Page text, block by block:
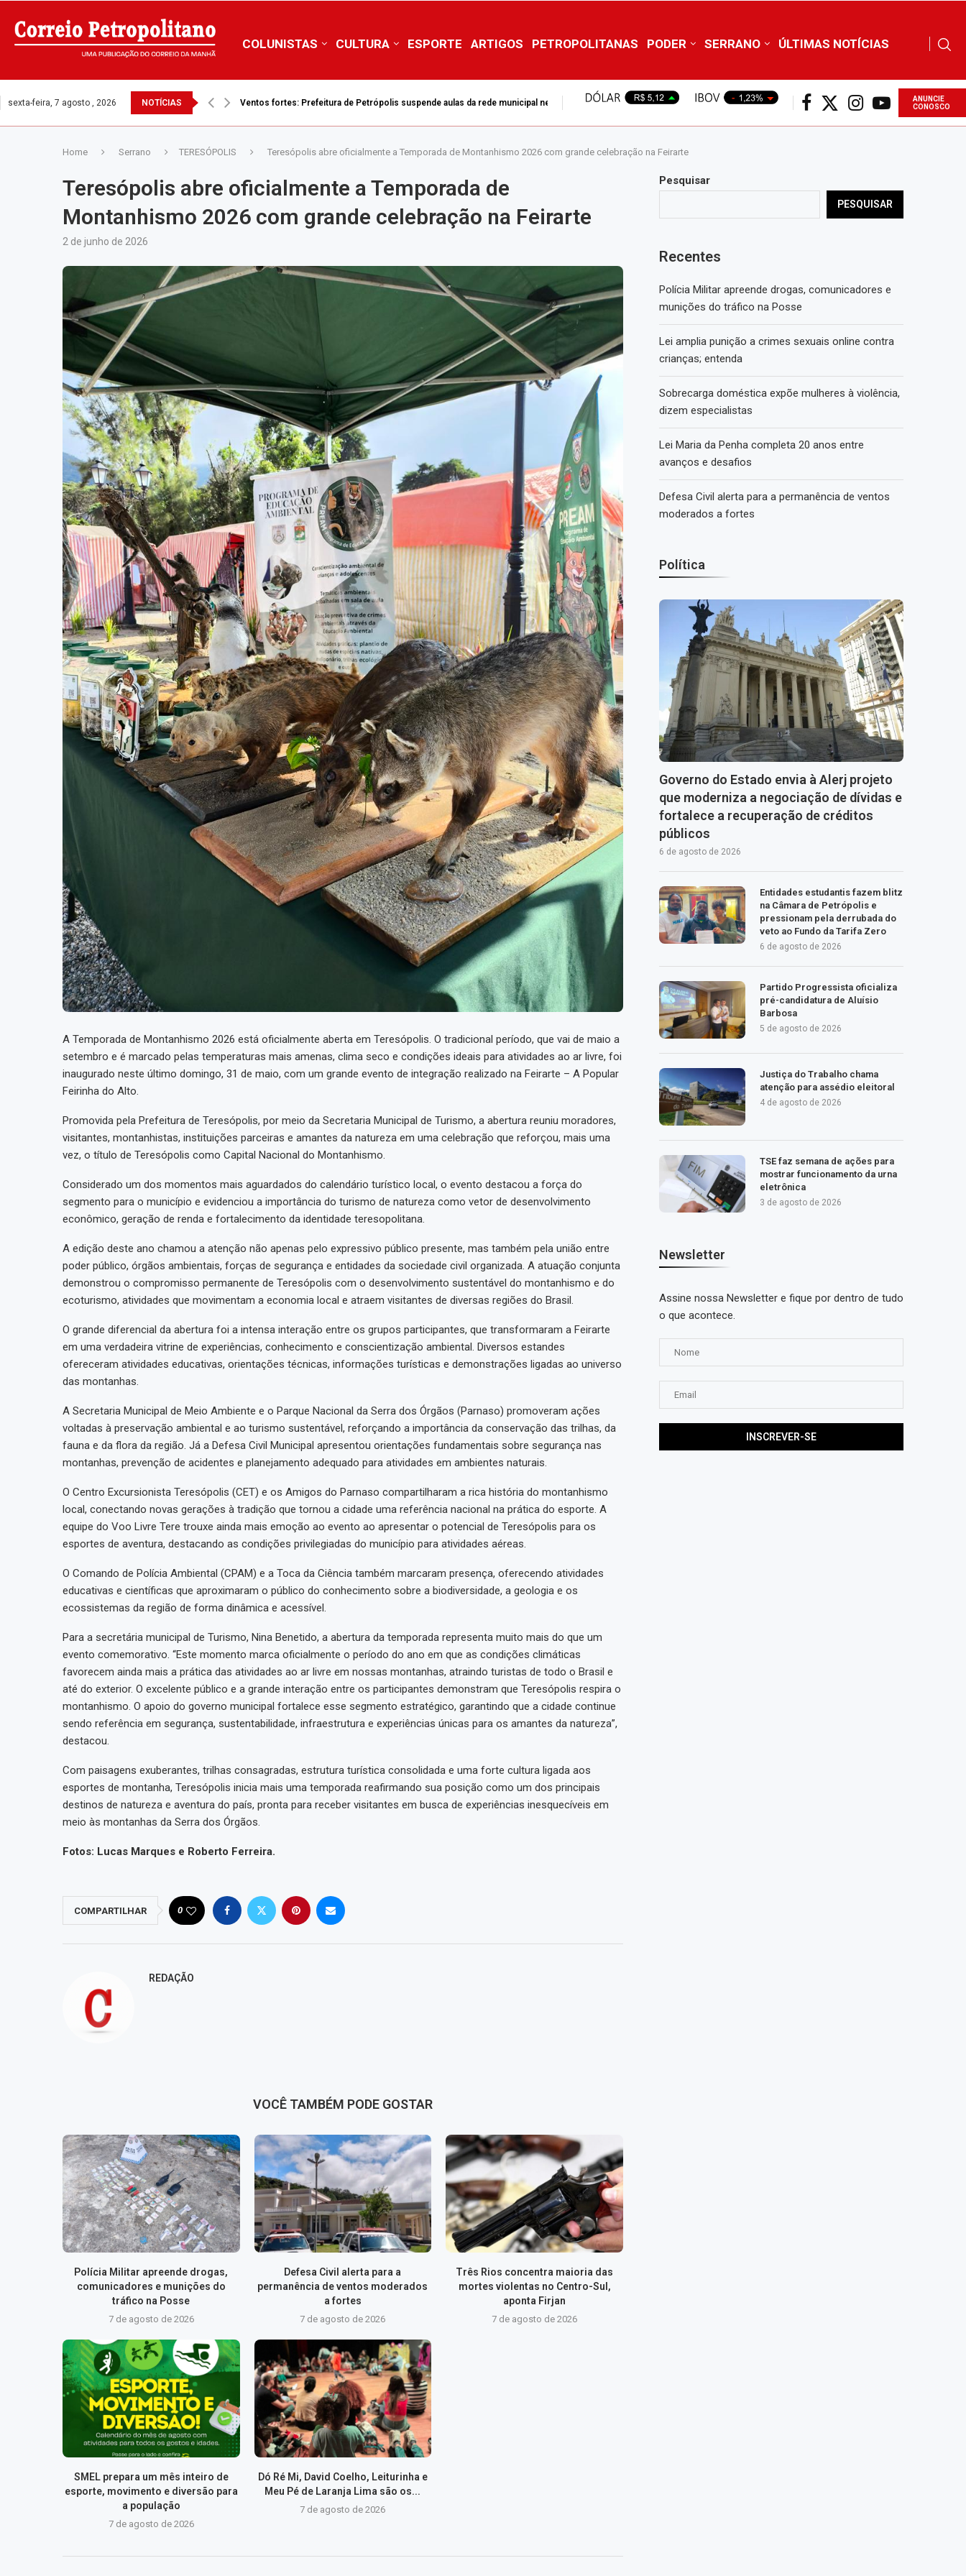
COLUNISTAS CULTURA ESPORTE ARTIGOS PETROPOLITANAS PODER SERRANO ÚLTIMAS NOTÍCIAS
sexta-feira, 7 agosto , 2026 NOTÍCIAS Defensoria tenta impedir adiamento da DEAM para 2028
ANUNCIE
CONOSCO
Home Serrano TERESÓPOLIS Teresópolis abre oficialmente a Temporada de Montanhismo 2026 com grande celebração na Feirarte
Teresópolis abre oficialmente a Temporada de
Montanhismo 2026 com grande celebração na Feirarte
2 de junho de 2026
A Temporada de Montanhismo 2026 está oficialmente aberta em Teresópolis. O tradicional período, que vai de maio a
setembro e é marcado pelas temperaturas mais amenas, clima seco e condições ideais para atividades ao ar livre, foi
inaugurado neste último domingo, 31 de maio, com um grande evento de integração realizado na Feirarte – A Popular
Feirinha do Alto.
Promovida pela Prefeitura de Teresópolis, por meio da Secretaria Municipal de Turismo, a abertura reuniu moradores,
visitantes, montanhistas, instituições parceiras e amantes da natureza em uma celebração que reforçou, mais uma
vez, o título de Teresópolis como Capital Nacional do Montanhismo.
Considerado um dos momentos mais aguardados do calendário turístico local, o evento destacou a força do
segmento para o município e evidenciou a importância do turismo de natureza como vetor de desenvolvimento
econômico, geração de renda e fortalecimento da identidade teresopolitana.
A edição deste ano chamou a atenção não apenas pelo expressivo público presente, mas também pela união entre
poder público, órgãos ambientais, forças de segurança e entidades da sociedade civil organizada. A atuação conjunta
demonstrou o compromisso permanente de Teresópolis com o desenvolvimento sustentável do montanhismo e do
ecoturismo, atividades que movimentam a economia local e atraem visitantes de diversas regiões do Brasil.
O grande diferencial da abertura foi a intensa interação entre os grupos participantes, que transformaram a Feirarte
em uma verdadeira vitrine de experiências, conhecimento e conscientização ambiental. Diversos estandes
ofereceram atividades educativas, orientações técnicas, informações turísticas e demonstrações ligadas ao universo
das montanhas.
A Secretaria Municipal de Meio Ambiente e o Parque Nacional da Serra dos Órgãos (Parnaso) promoveram ações
voltadas à preservação ambiental e ao turismo sustentável, reforçando a importância da conservação das trilhas, da
fauna e da flora da região. Já a Defesa Civil Municipal apresentou orientações fundamentais sobre segurança nas
montanhas, prevenção de acidentes e planejamento adequado para atividades em ambientes naturais.
O Centro Excursionista Teresópolis (CET) e os Amigos do Parnaso compartilharam a rica história do montanhismo
local, conectando novas gerações à tradição que tornou a cidade uma referência nacional na prática do esporte. A
equipe do Voo Livre Tere trouxe ainda mais emoção ao evento ao apresentar o potencial de Teresópolis para os
esportes de aventura, destacando as condições privilegiadas do município para atividades aéreas.
O Comando de Polícia Ambiental (CPAM) e a Toca da Ciência também marcaram presença, oferecendo atividades
educativas e científicas que aproximaram o público do conhecimento sobre a biodiversidade, a geologia e os
ecossistemas da região de forma dinâmica e acessível.
Para a secretária municipal de Turismo, Nina Benetido, a abertura da temporada representa muito mais do que um
evento comemorativo. “Este momento marca oficialmente o período do ano em que as condições climáticas
favorecem ainda mais a prática das atividades ao ar livre em nossas montanhas, atraindo turistas de todo o Brasil e
até do exterior. O excelente público e a grande interação entre os participantes demonstram que Teresópolis respira o
montanhismo. O apoio do governo municipal fortalece esse segmento estratégico, garantindo que a cidade continue
sendo referência em segurança, sustentabilidade, infraestrutura e experiências únicas para os amantes da natureza”,
destacou.
Com paisagens exuberantes, trilhas consagradas, estrutura turística consolidada e uma forte cultura ligada aos
esportes de montanha, Teresópolis inicia mais uma temporada reafirmando sua posição como um dos principais
destinos de natureza e aventura do país, pronta para receber visitantes em busca de experiências inesquecíveis em
meio às montanhas da Serra dos Órgãos.
Fotos: Lucas Marques e Roberto Ferreira.
COMPARTILHAR 0
REDAÇÃO
VOCÊ TAMBÉM PODE GOSTAR
Polícia Militar apreende drogas,
comunicadores e munições do
tráfico na Posse
7 de agosto de 2026
Defesa Civil alerta para a
permanência de ventos moderados
a fortes
7 de agosto de 2026
Três Rios concentra maioria das
mortes violentas no Centro-Sul,
aponta Firjan
7 de agosto de 2026
SMEL prepara um mês inteiro de
esporte, movimento e diversão para
a população
7 de agosto de 2026
Dó Ré Mi, David Coelho, Leiturinha e
Meu Pé de Laranja Lima são os...
7 de agosto de 2026
Pesquisar
PESQUISAR
Recentes
Polícia Militar apreende drogas, comunicadores e
munições do tráfico na Posse
Lei amplia punição a crimes sexuais online contra
crianças; entenda
Sobrecarga doméstica expõe mulheres à violência,
dizem especialistas
Lei Maria da Penha completa 20 anos entre
avanços e desafios
Defesa Civil alerta para a permanência de ventos
moderados a fortes
Política
Governo do Estado envia à Alerj projeto
que moderniza a negociação de dívidas e
fortalece a recuperação de créditos
públicos
6 de agosto de 2026
Entidades estudantis fazem blitz
na Câmara de Petrópolis e
pressionam pela derrubada do
veto ao Fundo da Tarifa Zero
6 de agosto de 2026
Partido Progressista oficializa
pré-candidatura de Aluísio
Barbosa
5 de agosto de 2026
Justiça do Trabalho chama
atenção para assédio eleitoral
4 de agosto de 2026
TSE faz semana de ações para
mostrar funcionamento da urna
eletrônica
3 de agosto de 2026
Newsletter
Assine nossa Newsletter e fique por dentro de tudo
o que acontece.